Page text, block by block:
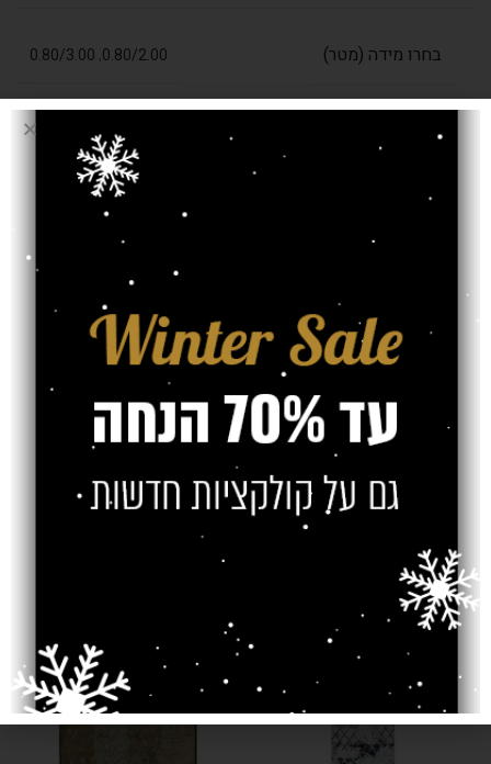
בחרו מידה (מטר) 0.80/2.00
,
0.80/3.00
עובי שטיח
חוות דעת (0)
מוצרים קשורים